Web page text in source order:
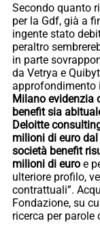
Secondo quanto
per la Gdf, già a
ingente stato
peraltro
in parte
da Vetrya e
approfondimento
Milano evidenzia
benefit sia
Deloitte
milioni di euro
società benefit
milioni di euro e
ulteriore profilo,
contrattuali”.
Fondazione, su
ricerca per parole